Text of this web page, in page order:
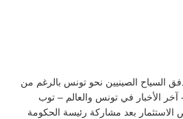
السياح الصينيين نحو تونس بالرغم من
آخر الأخبار في تونس والعالم – توب
بعد مشاركة رئيسة الحكومة